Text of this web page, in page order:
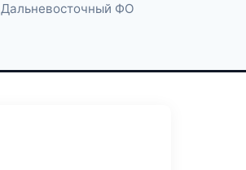
Дальневосточный ФО